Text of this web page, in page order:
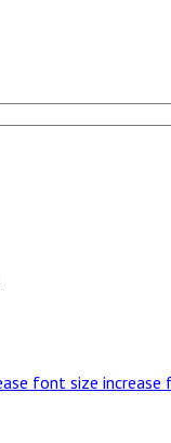
increase